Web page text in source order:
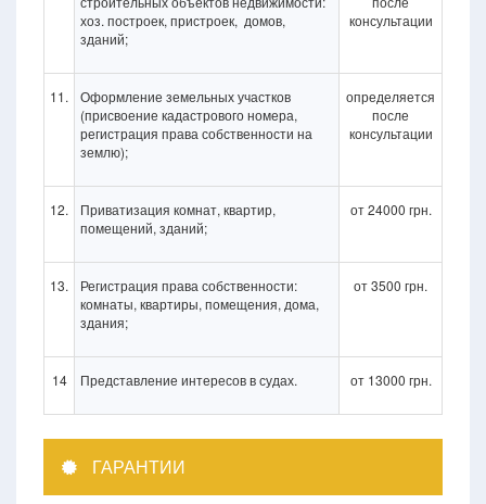
хоз. построек, пристроек, домов,
зданий;
консультации
11.
Оформление земельных участков
(присвоение кадастрового номера,
регистрация права собственности на
землю);
определяется
после
консультации
12.
Приватизация комнат, квартир,
помещений, зданий;
от 24000 грн.
13.
Регистрация права собственности:
комнаты, квартиры, помещения, дома,
здания;
от 3500 грн.
14 Представление интересов в судах. от 13000 грн.
ГАРАНТИИ